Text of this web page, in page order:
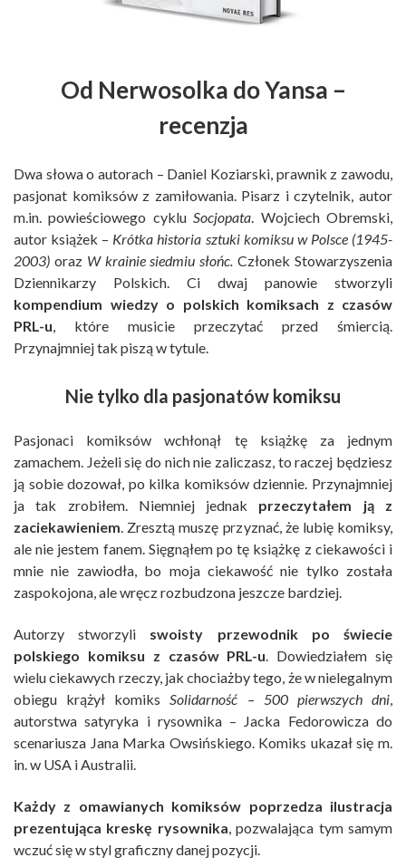
Od Nerwosolka do Yansa –
recenzja
Dwa słowa o autorach – Daniel Koziarski, prawnik z zawodu,
pasjonat komiksów z zamiłowania. Pisarz i czytelnik, autor
m.in. powieściowego cykluSocjopata . Wojciech Obremski,
autor książek – Krótka historia sztuki komiksu w Polsce (1945-
2003) oraz W krainie siedmiu słońc. Członek Stowarzyszenia
Dziennikarzy Polskich. Ci dwaj panowie stworzyli
kompendium wiedzy o polskich komiksach z czasów
PRL-u , które musicie przeczytać przed śmiercią.
Przynajmniej tak piszą w tytule.
Nie tylko dla pasjonatów komiksu
Pasjonaci komiksów wchłonął tę książkę za jednym
zamachem. Jeżeli się do nich nie zaliczasz, to raczej będziesz
ją sobie dozował, po kilka komiksów dziennie. Przynajmniej
ja tak zrobiłem. Niemniej jednak przeczytałem ją z
zaciekawieniem . Zresztą muszę przyznać, że lubię komiksy,
ale nie jestem fanem. Sięgnąłem po tę książkę z ciekawości i
mnie nie zawiodła, bo moja ciekawość nie tylko została
zaspokojona, ale wręcz rozbudzona jeszcze bardziej.
Autorzy stworzyli swoisty przewodnik po świecie
polskiego komiksu z czasów PRL-u . Dowiedziałem się
wielu ciekawych rzeczy, jak chociażby tego, że w nielegalnym
obiegu krążył komiks Solidarność – 500 pierwszych dni
autorstwa satyryka i rysownika – Jacka Fedorowicza do
scenariusza Jana Marka Owsińskiego. Komiks ukazał się m.
in. w USA i Australii.
Każdy z omawianych komiksów poprzedza ilustracja
prezentująca kreskę rysownika , pozwalająca tym samym
wczuć się w styl graficzny danej pozycji.